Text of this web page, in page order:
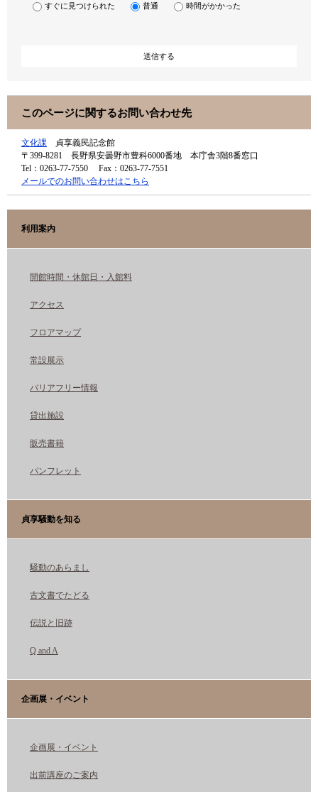
すぐに見つけられた 普通 時間がかかった
このページに関するお問い合わせ先
文化課
貞享義民記念館
〒399-8281
長野県安曇野市豊科6000番地 本庁舎3階8番窓口
Tel：0263-77-7550
Fax：0263-77-7551
メールでのお問い合わせはこちら
利用案内
開館時間・休館日・入館料
アクセス
フロアマップ
常設展示
バリアフリー情報
貸出施設
販売書籍
パンフレット
貞享騒動を知る
騒動のあらまし
古文書でたどる
伝説と旧跡
Q and A
企画展・イベント
企画展・イベント
出前講座のご案内